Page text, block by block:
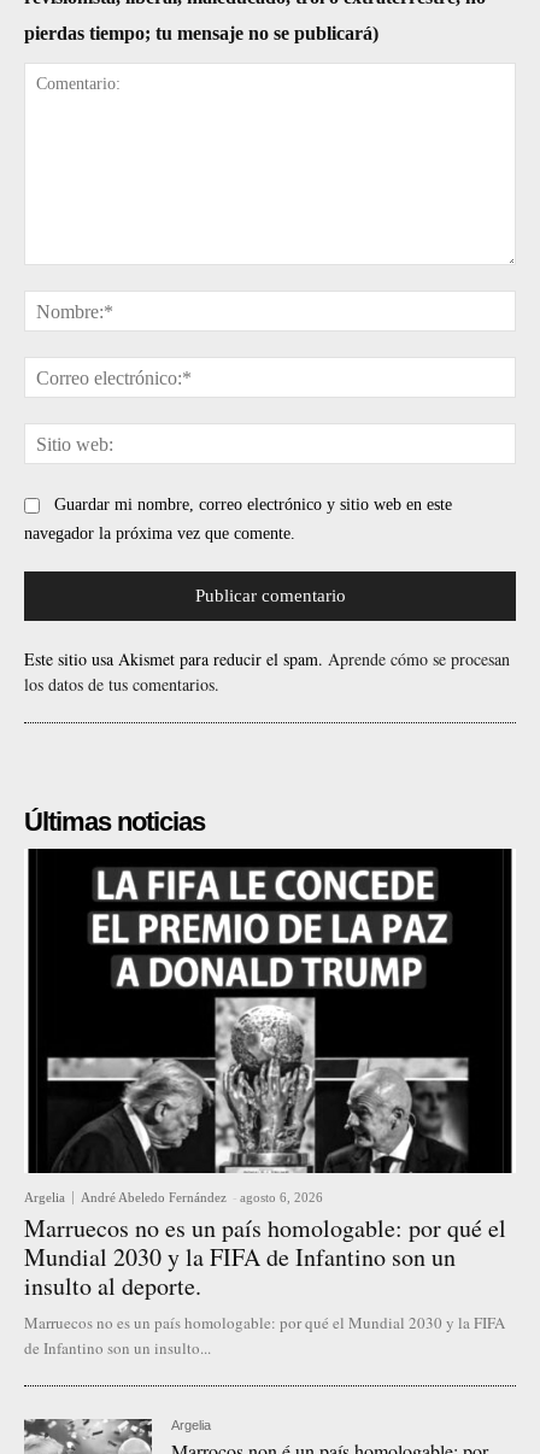
pierdas tiempo; tu mensaje no se publicará)
Guardar mi nombre, correo electrónico y sitio web en este
navegador la próxima vez que comente.
Este sitio usa Akismet para reducir el spam. Aprende cómo se procesan
los datos de tus comentarios.
Últimas noticias
Argelia André Abeledo Fernández - agosto 6, 2026
Marruecos no es un país homologable: por qué el
Mundial 2030 y la FIFA de Infantino son un
insulto al deporte.
Marruecos no es un país homologable: por qué el Mundial 2030 y la FIFA
de Infantino son un insulto...
Argelia